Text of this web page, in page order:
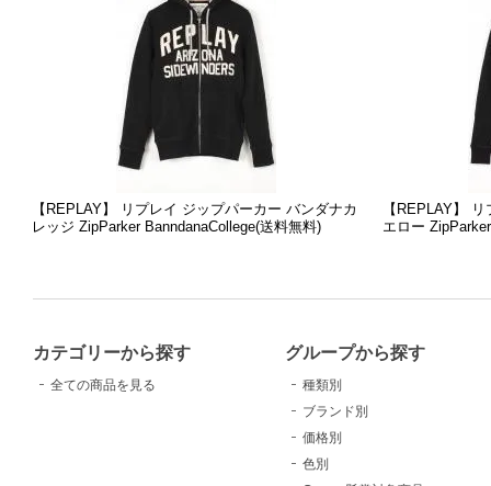
【REPLAY】 リプレイ ジップパーカー バンダナカ
レッジ ZipParker BanndanaCollege(送料無料)
【REPLAY】
エロー
カテゴリーから探す
全ての商品を見る
グループから探す
種類別
ブランド別
価格別
色別